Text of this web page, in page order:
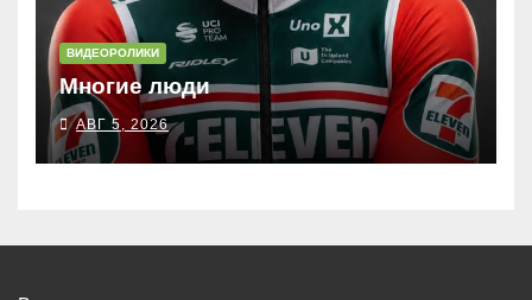
ВИДЕОРОЛИКИ
Многие люди
АВГ 5, 2026